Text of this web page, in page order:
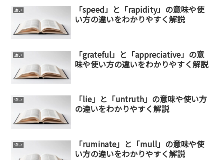
違い
「speed」と「rapidity」の意味や使
い方の違いをわかりやすく解説
違い
「grateful」と「appreciative」の意
味や使い方の違いをわかりやすく解説
違い
「lie」と「untruth」の意味や使い方
の違いをわかりやすく解説
違い
「ruminate」と「mull」の意味や使
い方の違いをわかりやすく解説